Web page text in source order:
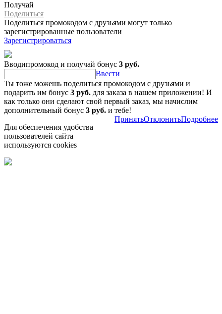
Получай
Поделиться
Поделиться промокодом с друзьями могут только
зарегистрированные пользователи
Зарегистрироваться
Вводипромокод и получай бонус 3 руб.
Ввести
Ты тоже можешь поделиться промокодом с друзьями и
подарить им бонус 3 руб. для заказа в нашем приложении! И
как только они сделают свой первый заказ, мы начислим
дополнительный бонус 3 руб. и тебе!
Для обеспечения удобства
пользователей сайта
используются cookies
ПринятьОтклонитьПодробнее